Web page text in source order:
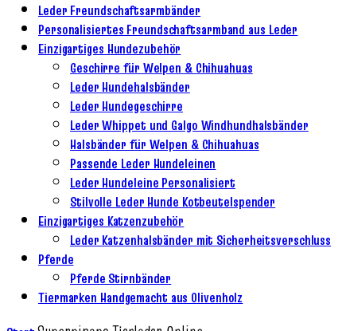
Leder Freundschaftsarmbänder
Personalisiertes Freundschaftsarmband aus Leder
Einzigartiges Hundezubehör
Geschirre für Welpen & Chihuahuas
Leder Hundehalsbänder
Leder Hundegeschirre
Leder Whippet und Galgo Windhundhalsbänder
Halsbänder für Welpen & Chihuahuas
Passende Leder Hundeleinen
Leder Hundeleine Personalisiert
Stilvolle Leder Hunde Kotbeutelspender
Einzigartiges Katzenzubehör
Leder Katzenhalsbänder mit Sicherheitsverschluss
Pferde
Pferde Stirnbänder
Tiermarken Handgemacht aus Olivenholz